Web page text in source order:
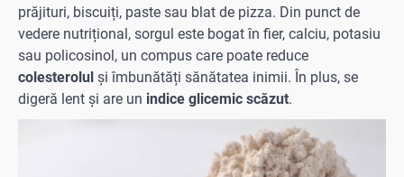
prăjituri, biscuiți, paste sau blat de pizza. Din punct de
vedere nutrițional, sorgul este bogat în fier, calciu, potasiu
sau policosinol, un compus care poate reduce
colesterolul şi îmbunătăți sănătatea inimii. În plus, se
digeră lent şi are un indice glicemic scăzut.